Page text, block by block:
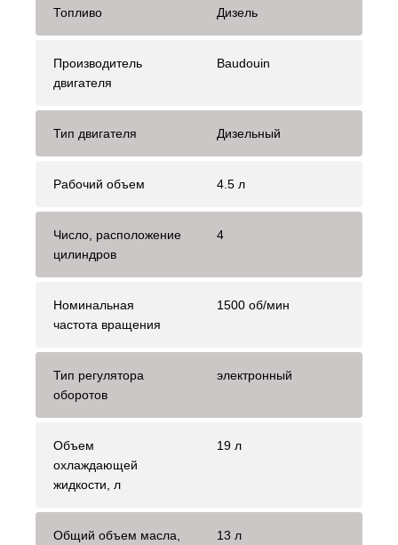
Топливо Дизель
Производитель
двигателя
Baudouin
Тип двигателя Дизельный
Рабочий объем 4.5 л
Число, расположение
цилиндров
4
Номинальная
частота вращения
1500 об/мин
Тип регулятора
оборотов
электронный
Объем
охлаждающей
жидкости, л
19 л
Общий объем масла,
13 л